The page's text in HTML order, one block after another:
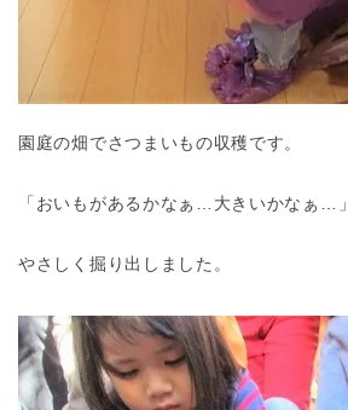
園庭の畑でさつまいもの収穫です。
「おいもがあるかなぁ…大きいかなぁ…」
やさしく掘り出しました。